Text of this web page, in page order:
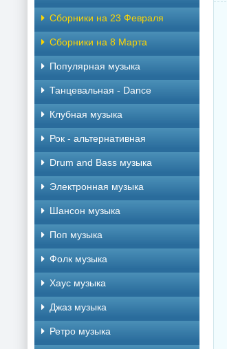
Сборники на 23 Февраля
Сборники на 8 Марта
Популярная музыка
Танцевальная - Dance
Клубная музыка
Рок - альтернативная
Drum and Bass музыка
Электронная музыка
Шансон музыка
Поп музыка
Фолк музыка
Хаус музыка
Джаз музыка
Ретро музыка